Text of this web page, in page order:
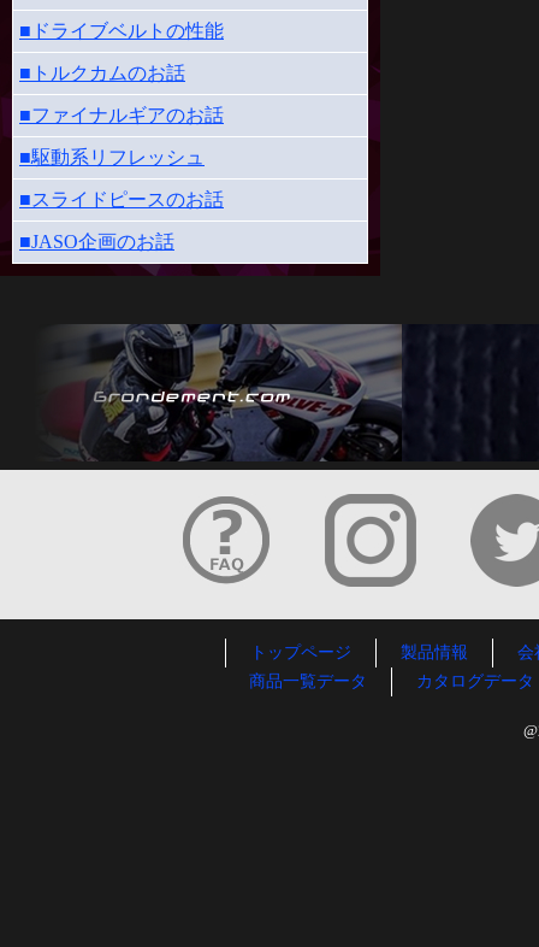
■ドライブベルトの性能
■トルクカムのお話
■ファイナルギアのお話
■駆動系リフレッシュ
■スライドピースのお話
■JASO企画のお話
トップページ 製品情報
会
商品一覧データ
カタログデータ